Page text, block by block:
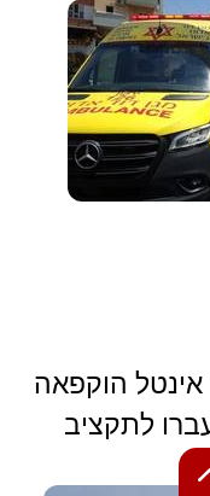
הוקפאה
יועברו לתקציב